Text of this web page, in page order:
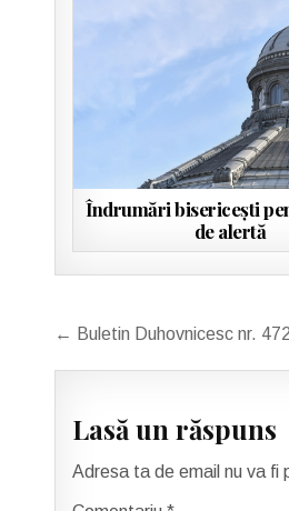
Îndrumări bisericeşti
de alertă
Navigare
în
← Buletin Duhovnicesc nr.
Lasă un răspuns
Adresa ta de email nu va fi